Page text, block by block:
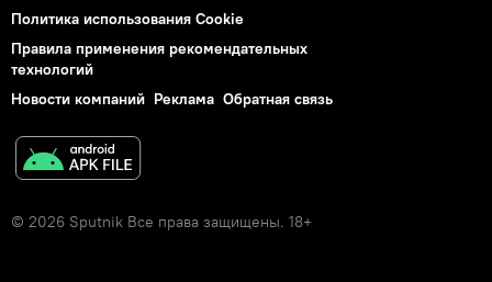
Политика использования Cookie
Правила применения рекомендательных
технологий
Новости компаний Реклама Обратная связь
© 2026 Sputnik Все права защищены. 18+